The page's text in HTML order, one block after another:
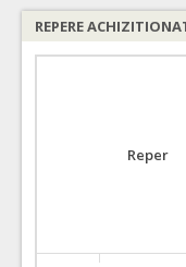
REPERE
Reper